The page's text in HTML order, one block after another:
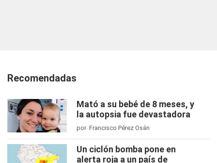
Recomendadas
Mató a su bebé de 8 meses, y
la autopsia fue devastadora
por Francisco Pérez Osán
Un ciclón bomba pone en
alerta roja a un país de